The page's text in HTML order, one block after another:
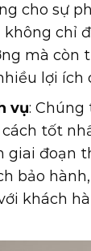
cho sự
chỉ
mà còn
lợi ích
vụ: Chúng
tốt
giai đoạn
bảo
khách